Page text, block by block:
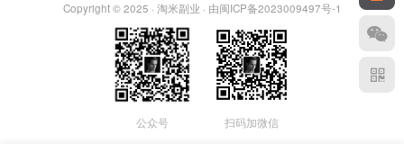
Copyright © 2025 · 淘米副业 · 由闽ICP备2023009497号-1
公众号 扫码加微信